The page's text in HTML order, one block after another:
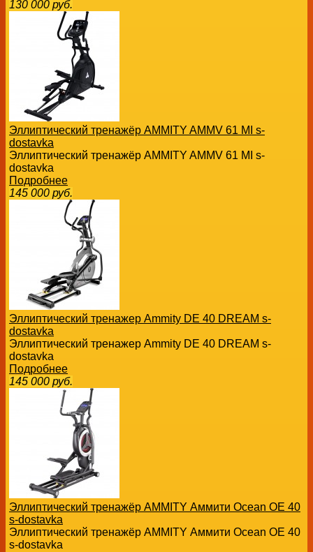
130 000 руб.
Эллиптический тренажёр AMMITY AMMV 61 MI s-
dostavka
Эллиптический тренажёр AMMITY AMMV 61 MI s-
dostavka
Подробнее
145 000 руб.
Эллиптический тренажер Ammity DE 40 DREAM s-
dostavka
Эллиптический тренажер Ammity DE 40 DREAM s-
dostavka
Подробнее
145 000 руб.
Эллиптический тренажёр AMMITY Аммити Ocean OE 40
s-dostavka
Эллиптический тренажёр AMMITY Аммити Ocean OE 40
s-dostavka